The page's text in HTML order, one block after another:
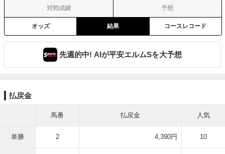
対戦成績 予想
オッズ 結果 コースレコード
先週的中! AIが平安エルムSを大予想
払戻金
馬番 払戻金 人気
単勝 2 4,390円 10